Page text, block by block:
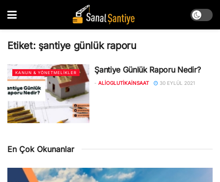
Etiket: şantiye günlük raporu
KANUN & YÖNETMELIKLER Şantiye Günlük Raporu Nedir?
- ALIOGLUTIKAINSAAT 30 EYLÜL 2021
En Çok Okunanlar